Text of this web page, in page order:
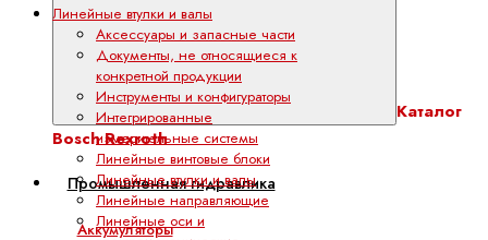
Каталог
Bosch Rexroth
Промышленная гидравлика
Аккумуляторы
Линейные втулки и валы
Аксессуары и запасные части
Документы, не относящиеся к
конкретной продукции
Инструменты и конфигураторы
Интегрированные
измерительные системы
Линейные винтовые блоки
Линейные втулки и валы
Линейные направляющие
Линейные оси и